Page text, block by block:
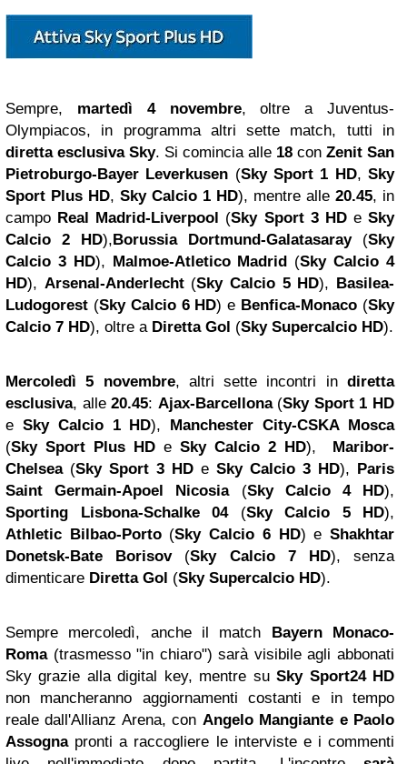
Sempre, martedì 4 novembre, oltre a Juventus-
Olympiacos, in programma altri sette match, tutti in
diretta esclusiva Sky. Si comincia alle 18 con Zenit San
Pietroburgo-Bayer Leverkusen (Sky Sport 1 HD,Sky
Sport Plus HD, Sky Calcio 1 HD), mentre alle 20.45, in
campo Real Madrid-Liverpool (Sky Sport 3 HDe Sky
Calcio 2 HD),Borussia Dortmund-Galatasaray(Sky
Calcio 3 HD), Malmoe-Atletico Madrid (Sky Calcio 4
HD), Arsenal-Anderlecht(Sky Calcio 5 HD), Basilea-
Ludogorest (Sky Calcio 6 HD) e Benfica-Monaco (Sky
Calcio 7 HD), oltre aDiretta Gol (Sky Supercalcio HD).
Mercoledì 5 novembre, altri sette incontri indiretta
esclusiva, alle20.45: Ajax-Barcellona(Sky Sport 1 HD
e Sky Calcio 1 HD), Manchester City-CSKA Mosca
(Sky Sport Plus HD e Sky Calcio 2 HD), Maribor-
Chelsea(Sky Sport 3 HD e Sky Calcio 3 HD), Paris
Saint Germain-Apoel Nicosia(Sky Calcio 4 HD),
Sporting Lisbona-Schalke 04(Sky Calcio 5 HD),
Athletic Bilbao-Porto(Sky Calcio 6 HD) eShakhtar
Donetsk-Bate Borisov (Sky Calcio 7 HD), senza
dimenticare Diretta Gol (Sky Supercalcio HD).
Sempre mercoledì, anche il match Bayern Monaco-
Roma(trasmesso "in chiaro") sarà visibile agli abbonati
Sky grazie alla digital key, mentre suSky Sport24 HD
non mancheranno aggiornamenti costanti e in tempo
reale dall'Allianz Arena, con Angelo Mangiante e Paolo
Assognapronti a raccogliere le interviste e i commenti